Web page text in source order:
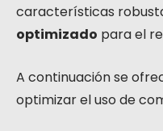
características
optimizado para el
A continuación se
optimizar el uso de